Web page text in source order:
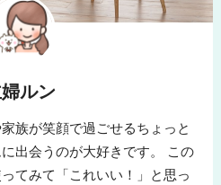
ルン
族が笑顔で過ごせるちょっと
出会うのが大好きです。 この
てみて「これいい！」と思っ